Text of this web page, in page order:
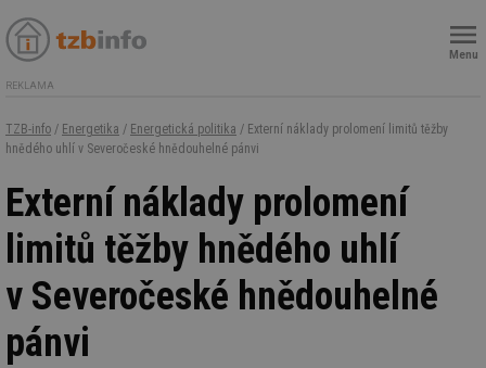
Menu
REKLAMA
TZB-info / Energetika / Energetická politika / Externí náklady prolomení limitů těžby
hnědého uhlí v Severočeské hnědouhelné pánvi
Externí náklady prolomení
limitů těžby hnědého uhlí
v Severočeské hnědouhelné
pánvi